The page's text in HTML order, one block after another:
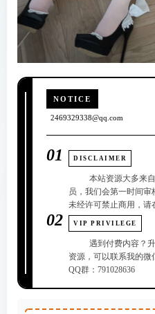
NOTICE
2469329338@qq.com
01 DISCLAIMER
本站资源大多来
员，我们会第一时间审
未经许可禁止商用，请
02 VIP PRIVILEGE
遇到付费内容？
资源，可以联系我的微
QQ群：791028636